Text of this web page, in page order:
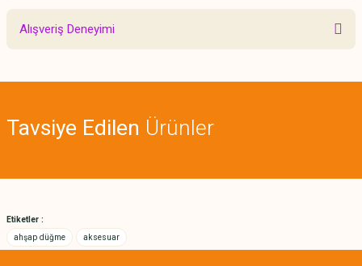
Bu ürünün fiyat bilgisi, resim, ürün açıklamalarında ve diğer konularda
yetersiz gördüğünüz noktaları öneri formunu kullanarak tarafımıza
Ürün açıklamasında eksik bilgiler bulunuyor.
Alışveriş Deneyimi
Tavsiye Edilen Ürünler
Etiketler :
ahşap düğme
aksesuar